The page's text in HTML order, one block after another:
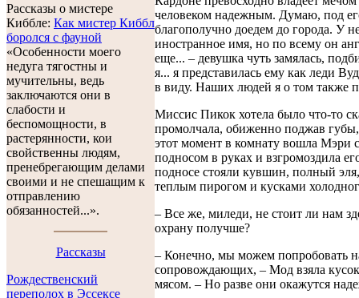
Рассказы о мистере
Киббле: Как мистер Киббл
боролся с фауной
«Особенности моего
недуга тягостны и
мучительны, ведь
заключаются они в
слабости и
беспомощности, в
растерянности, кои
свойственны людям,
пренебрегающим делами
своими и не спешащим к
отправлению
обязанностей...».
Рассказы
Рождественский
переполох в Эссексе
человеком надежным. Думаю, под
благополучно доедем до города. У
иностранное имя, но по всему он
еще... – девушка чуть замялась,
я... я представилась ему как леди
в виду. Наших людей я о том также
Миссис Пикок хотела было что-то
промолчала, обиженно поджав
этот момент в комнату вошла Мэри
подносом в руках и взгромоздила
подносе стояли кувшин, полный
теплым пирогом и кусками
– Все же, миледи, не стоит ли нам
охрану получше?
– Конечно, мы можем попробовать
сопровождающих, – Мод взяла
мясом. – Но разве они окажутся